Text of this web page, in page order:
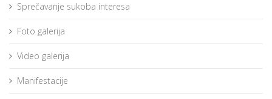
Sprečavanje sukoba interesa
Foto galerija
Video galerija
Manifestacije